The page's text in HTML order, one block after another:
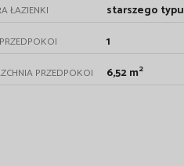
ŁAZIENKI starszego typu
1
PRZEDPOKOI 6,52 m2